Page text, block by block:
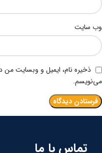
وب‌ سایت
ذخیره نام، ایمیل و وبسایت من
می‌نویسم.
تماس با ما